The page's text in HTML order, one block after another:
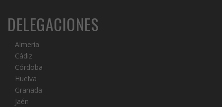
DELEGACIONES
Almería
Cádiz
Córdoba
Huelva
Granada
Jaén